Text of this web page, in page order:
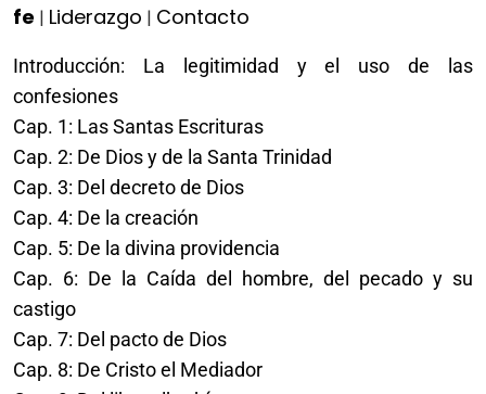
fe | Liderazgo | Contacto
Introducción: La legitimidad y el uso de las
confesiones
Cap. 1: Las Santas Escrituras
Cap. 2: De Dios y de la Santa Trinidad
Cap. 3: Del decreto de Dios
Cap. 4: De la creación
Cap. 5: De la divina providencia
Cap. 6: De la Caída del hombre, del pecado y su
castigo
Cap. 7: Del pacto de Dios
Cap. 8: De Cristo el Mediador